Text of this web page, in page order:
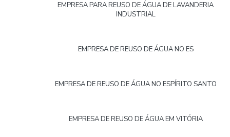
EMPRESA PARA REUSO DE ÁGUA DE LAVANDERIA
INDUSTRIAL
EMPRESA DE REUSO DE ÁGUA NO ES
EMPRESA DE REUSO DE ÁGUA NO ESPÍRITO SANTO
EMPRESA DE REUSO DE ÁGUA EM VITÓRIA